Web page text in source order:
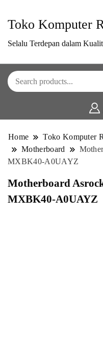
Toko Komputer
Selalu Terdepan dalam
Home Toko Komputer
Motherboard
MXBK40-A0UAYZ
Motherboard
MXBK40-A0UAYZ